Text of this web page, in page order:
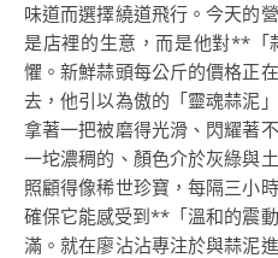
味道而選擇繞道飛行。今天的
是店裡的生意，而是他對**
懼。新鮮蒜頭每公斤的價格正
去，他引以為傲的「靈魂蒜泥
拿著一把被磨得光滑、閃耀著
一坨濃稠的、顏色介於灰綠與
照顧得像稀世珍寶，每隔三小
確保它能感受到**「溫和的震
滿。就在廖沾沾專注於與蒜泥